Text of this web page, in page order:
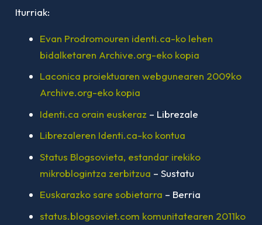
Iturriak:
Evan Prodromouren identi.ca-ko lehen
bidalketaren Archive.org-eko kopia
Laconica proiektuaren webgunearen 2009ko
Archive.org-eko kopia
Identi.ca orain euskeraz – Librezale
Librezaleren Identi.ca-ko kontua
Status Blogsovieta, estandar irekiko
mikroblogintza zerbitzua – Sustatu
Euskarazko sare sobietarra – Berria
status.blogsoviet.com komunitatearen 2011ko